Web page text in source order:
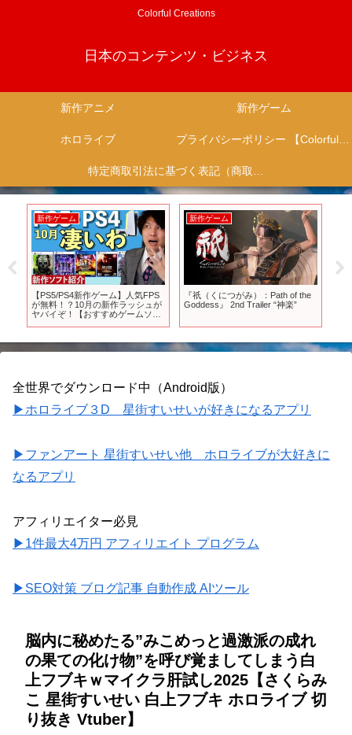
Colorful Creations
日本のコンテンツ・ビジネス
新作アニメ 新作ゲーム
ホロライブ プライバシーポリシー 【Colorful Creation】
特定商取引法に基づく表記（商取引に関する開示）
新作ゲーム
【PS5/PS4新作ゲーム】人気FPS
が無料！？10月の新作ラッシュが
ヤバイぞ！【おすすめゲームソフ
新作ゲーム
『祇（くにつがみ）：Path of the
Goddess』 2nd Trailer “神楽”
全世界でダウンロード中（Android版）
▶ホロライブ３D 星街すいせいが好きになるアプリ
▶ファンアート 星街すいせい他 ホロライブが大好きに
なるアプリ
アフィリエイター必見
▶1件最大4万円 アフィリエイト プログラム
▶SEO対策 ブログ記事 自動作成 AIツール
脳内に秘めたる”みこめっと過激派の成れ
の果ての化け物”を呼び覚ましてしまう白
上フブキｗマイクラ肝試し2025【さくらみ
こ 星街すいせい 白上フブキ ホロライブ 切
り抜き Vtuber】